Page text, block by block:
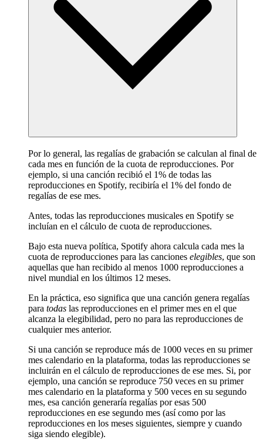
Por lo general, las regalías de grabación se calculan al final de
cada mes en función de la cuota de reproducciones. Por
ejemplo, si una canción recibió el 1% de todas las
reproducciones en Spotify, recibiría el 1% del fondo de
regalías de ese mes.
Antes, todas las reproducciones musicales en Spotify se
incluían en el cálculo de cuota de reproducciones.
Bajo esta nueva política, Spotify ahora calcula cada mes la
cuota de reproducciones para las canciones elegibles, que son
aquellas que han recibido al menos 1000 reproducciones a
nivel mundial en los últimos 12 meses.
En la práctica, eso significa que una canción genera regalías
para todas las reproducciones en el primer mes en el que
alcanza la elegibilidad, pero no para las reproducciones de
cualquier mes anterior.
Si una canción se reproduce más de 1000 veces en su primer
mes calendario en la plataforma, todas las reproducciones se
incluirán en el cálculo de reproducciones de ese mes. Si, por
ejemplo, una canción se reproduce 750 veces en su primer
mes calendario en la plataforma y 500 veces en su segundo
mes, esa canción generaría regalías por esas 500
reproducciones en ese segundo mes (así como por las
reproducciones en los meses siguientes, siempre y cuando
siga siendo elegible).